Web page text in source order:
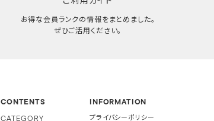
お得な会員ランクの情報をまとめました。
ぜひご活用ください。
CONTENTS
CATEGORY
INFORMATION
プライバシーポリシー